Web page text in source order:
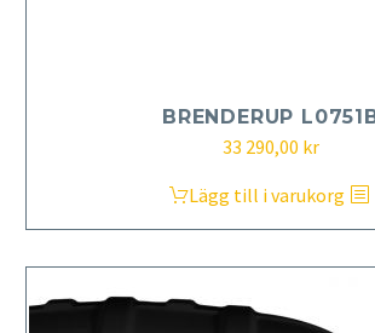
BRENDERUP
33 290,00 kr
Lägg till i varukorg